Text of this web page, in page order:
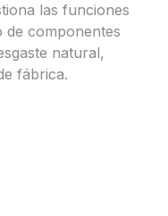
las funciones
de componentes
natural,
fábrica.